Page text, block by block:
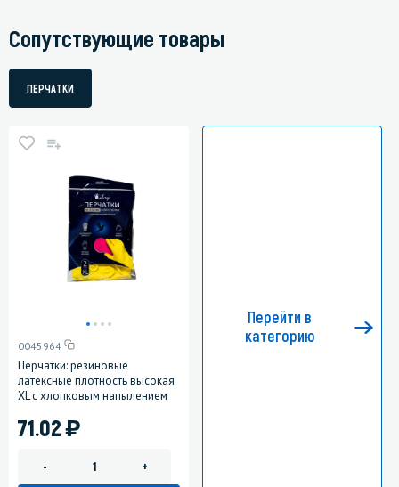
Сопутствующие товары
ПЕРЧАТКИ
0045964
Перчатки: резиновые
латексные плотность высокая
ХL с хлопковым напылением
71.02)
- +
Перейти в
категорию